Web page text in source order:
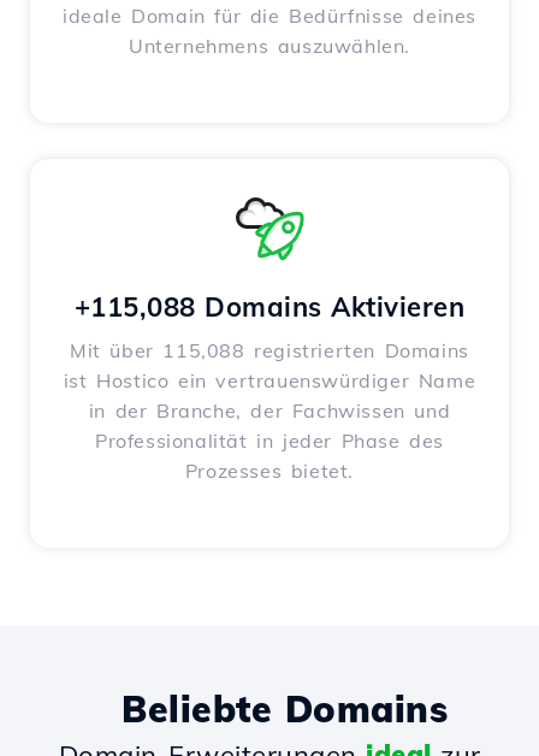
ideale Domain für die Bedürfnisse deines
Unternehmens auszuwählen.
+115,088 Domains Aktivieren
Mit über 115,088 registrierten Domains
ist Hostico ein vertrauenswürdiger Name
in der Branche, der Fachwissen und
Professionalität in jeder Phase des
Prozesses bietet.
Beliebte Domains